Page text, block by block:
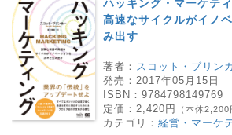
ハッキング・マーケテ
高速なサイクルがイノ
み出す
著者： スコット・ブリン
発売： 2017年05月15日
ISBN： 9784798149769
定価： 2,420円 （本体2,200
カテゴリ： 経営・マーケ